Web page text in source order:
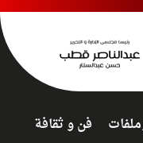
فن و ثقافة